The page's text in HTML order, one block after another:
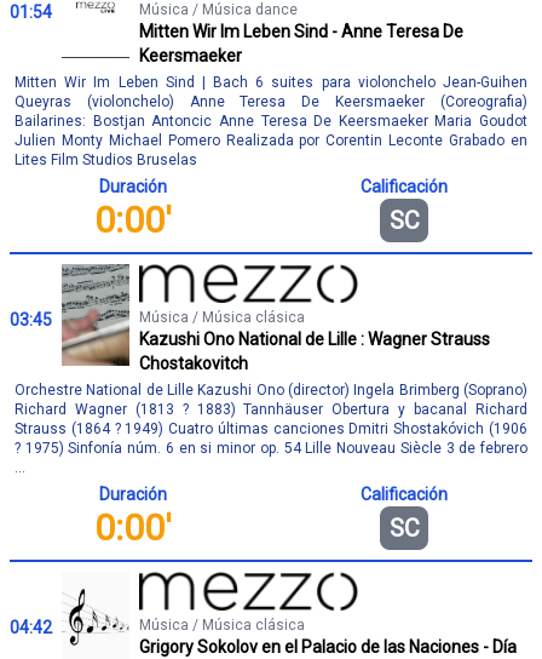
01:54 Música / Música dance
Mitten Wir Im Leben Sind - Anne Teresa De
Keersmaeker
Mitten Wir Im Leben Sind | Bach 6 suites para violonchelo Jean-Guihen
Queyras (violonchelo) Anne Teresa De Keersmaeker (Coreografia)
Bailarines: Bostjan Antoncic Anne Teresa De Keersmaeker Maria Goudot
Julien Monty Michael Pomero Realizada por Corentin Leconte Grabado en
Lites Film Studios Bruselas
Duración
0:00'
Calificación
SC
03:45 Música / Música clásica
Kazushi Ono National de Lille : Wagner Strauss
Chostakovitch
Orchestre National de Lille Kazushi Ono (director) Ingela Brimberg (Soprano)
Richard Wagner (1813 ? 1883) Tannhäuser Obertura y bacanal Richard
Strauss (1864 ? 1949) Cuatro últimas canciones Dmitri Shostakóvich (1906
? 1975) Sinfonía núm. 6 en si minor op. 54 Lille Nouveau Siècle 3 de febrero
...
Duración
0:00'
Calificación
SC
04:42 Música / Música clásica
Grigory Sokolov en el Palacio de las Naciones - Día